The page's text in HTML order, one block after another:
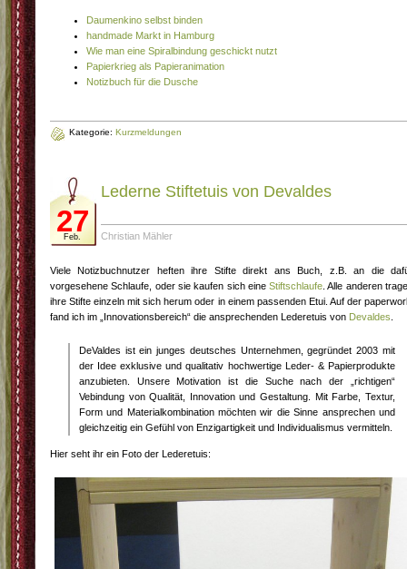
Daumenkino selbst binden
handmade Markt in Hamburg
Wie man eine Spiralbindung geschickt nutzt
Papierkrieg als Papieranimation
Notizbuch für die Dusche
Kategorie: Kurzmeldungen
27
Feb.
Lederne Stiftetuis von Devaldes
Christian Mähler
Viele Notizbuchnutzer heften ihre Stifte direkt ans Buch, z.B. an die
vorgesehene Schlaufe, oder sie kaufen sich eineStiftschlaufe . Alle anderen
ihre Stifte einzeln mit sich herum oder in einem passenden Etui. Auf der
fand ich im „Innovationsbereich“ die ansprechenden Lederetuis von Devaldes
DeValdes ist ein junges deutsches Unternehmen, gegründet 2003 mit
der Idee exklusive und qualitativ hochwertige Leder- & Papierprodukte
anzubieten. Unsere Motivation ist die Suche nach der „richtigen“
Vebindung von Qualität, Innovation und Gestaltung. Mit Farbe, Textur,
Form und Materialkombination möchten wir die Sinne ansprechen und
gleichzeitig ein Gefühl von Enzigartigkeit und Individualismus vermitteln.
Hier seht ihr ein Foto der Lederetuis: